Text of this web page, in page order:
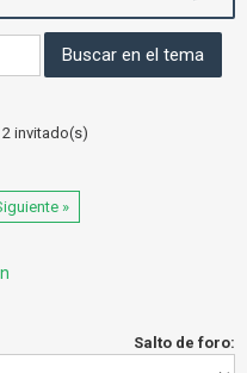
invitado(s)
»
Salto de foro: